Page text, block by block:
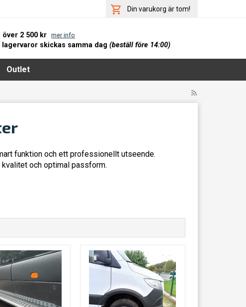
Din varukorg är tom!
2 500 kr mer info
skickas samma dag (beställ före 14:00)
Outlet
funktion och ett professionellt utseende.
och optimal passform.